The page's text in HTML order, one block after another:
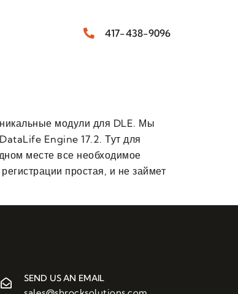
417-438-9096
модули для DLE. Мы
Engine 17.2. Тут для
месте все необходимое
простая, и не займет
SEND US AN EMAIL